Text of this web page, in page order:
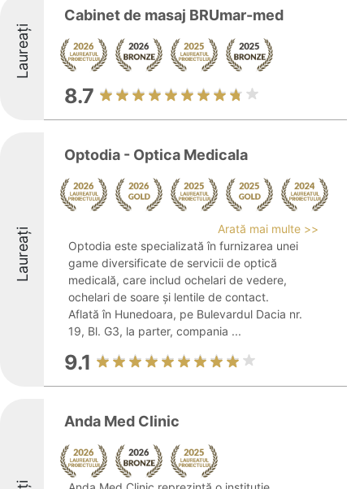
Laureați
Cabinet de masaj BRUmar-med
8.7
Laureați
Optodia - Optica Medicala
Arată mai multe >>
Optodia este specializată în furnizarea unei
game diversificate de servicii de optică
medicală, care includ ochelari de vedere,
ochelari de soare și lentile de contact.
Aflată în Hunedoara, pe Bulevardul Dacia nr.
19, Bl. G3, la parter, compania ...
9.1
Anda Med Clinic